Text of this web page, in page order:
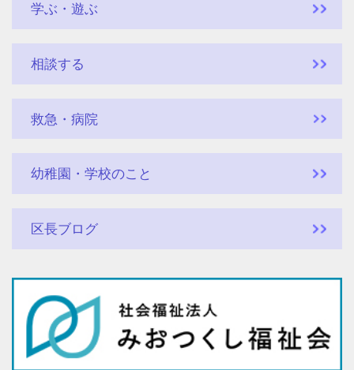
学ぶ・遊ぶ
相談する
救急・病院
幼稚園・学校のこと
区長ブログ